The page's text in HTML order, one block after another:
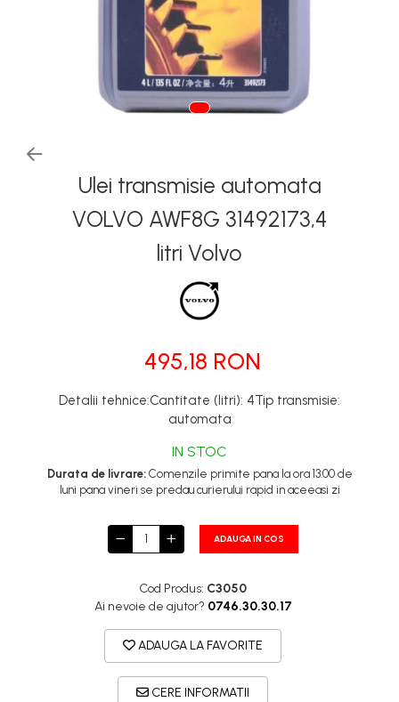
Bord | Plastice Interioare
Parfumuri | Odorizante
CEARA | SEALANT |
PROTECTIE | COATING CERAMIC
POLISH | SLEFUIRE | BURETI
LAVETE | PROSOAPE
ACCESORII | ECHIPAMENTE |
Ulei transmisie automata
VOLVO AWF8G 31492173,4
litri Volvo
495,18 RON
Detalii tehnice:Cantitate (litri): 4Tip transmisie:
automata
IN STOC
Durata de livrare:Comenzile primite pana la ora 13:00 de
luni pana vineri se predau curierului rapid in aceeasi zi
ADAUGA IN COS
Cod Produs: C3050
Ai nevoie de ajutor? 0746.30.30.17
ADAUGA LA FAVORITE
CERE INFORMATII